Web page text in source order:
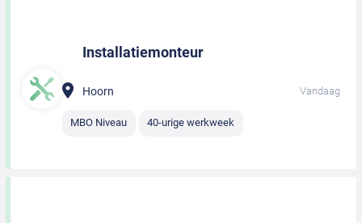
Installatiemonteur
Hoorn Vandaag
MBO Niveau 40-urige werkweek